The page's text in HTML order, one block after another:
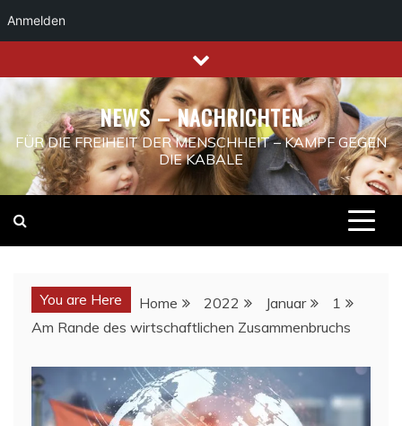
Anmelden
to
content
NEWS – NACHRICHTEN
FÜR DIE FREIHEIT DER MENSCHHEIT – KAMPF GEGEN
DIE KABALE
You are Here Home 2022 Januar
1
Am Rande des wirtschaftlichen Zusammenbruchs